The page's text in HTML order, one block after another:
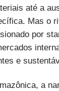
até a
Mas o
por
e
a